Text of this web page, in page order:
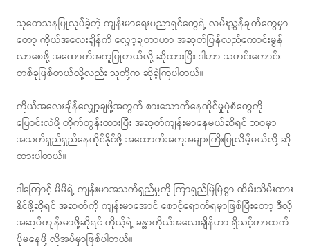
သုတေသနပြုလုပ်ခဲ့တဲ့ ကျန်းမာရေးပညာရှင်တွေရဲ့ လမ်းညွှန်ချက်တွေမှာ
တော့ ကိုယ်အလေးချိန်ကို လျှော့ချတာဟာ အဆုတ်ပြန်လည်ကောင်းမွန်
လာစေဖို့ အထောက်အကူပြုတယ်လို့ ဆိုထားပြီး ဒါဟာ သတင်းကောင်း
တစ်ခုဖြစ်တယ်လို့လည်း သူတို့က ဆိုခဲ့ကြပါတယ်။
ကိုယ်အလေးချိန်လျှော့ချဖို့အတွက် စားသောက်နေထိုင်မှုပုံစံတွေကို
ပြောင်းလဲဖို့ တိုက်တွန်းထားပြီး အဆုတ်ကျန်းမာနေမယ်ဆိုရင် ဘဝမှာ
အသက်ရှည်ရှည်နေထိုင်နိုင်ဖို့ အထောက်အကူအများကြီးပြုလိမ့်မယ်လို့ ဆို
ထားပါတယ်။
ဒါကြောင့် မိမိရဲ့ ကျန်းမာအသက်ရှည်မှုကို ကြာရှည်မြဲမြံစွာ ထိမ်းသိမ်းထား
နိုင်ဖို့ဆိုရင် အဆုတ်ကို ကျန်းမာအောင် စောင့်ရှောက်ရမှာဖြစ်ပြီးတော့ ဒီလို
အဆုပ်ကျန်းမာဖို့ဆိုရင် ကိုယ့်ရဲ့ ခန္တာကိုယ်အလေးချိန်ဟာ ရှိသင့်တာထက်
ပိုမနေဖို့ လိုအပ်မှာဖြစ်ပါတယ်။